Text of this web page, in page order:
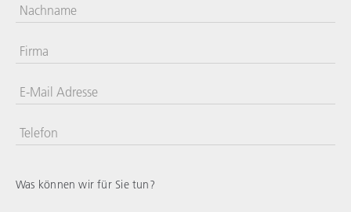
Nachname
Firma
E-Mail Adresse
Vereinigte
Telefon
Was können wir für Sie tun?